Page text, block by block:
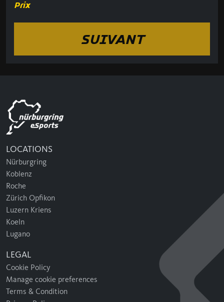
Prix
SUIVANT
LOCATIONS
Nürburgring
Koblenz
Roche
Zürich Opfikon
Luzern Kriens
Koeln
Lugano
LEGAL
Cookie Policy
Manage cookie preferences
Terms & Condition